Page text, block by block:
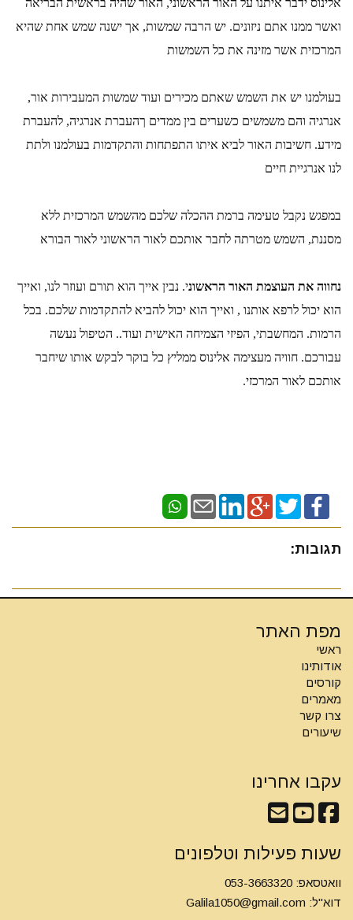
המרכזית אשר מזינה את כל השמשות
לנו אנרגיית חיים
מסננת, השמש מטרתה לחבר אותכם לאור הראשוני לאור הבורא
נחווה את העוצמת האור הראשונ
אותכם לאור המרכזי.
תגובות:
מפת האתר
ראשי
אודותינו
קורסים
מאמרים
צרו קשר
שיעורים
עקבו אחרינו
שעות פעילות וטלפונים
וואטסאפ: 053-3663320
דוא"ל: Galila1050@gmail.com